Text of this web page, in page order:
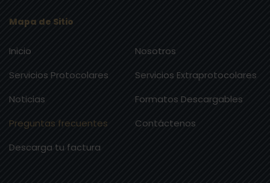
Mapa de Sitio
Inicio
Nosotros
Servicios Protocolares
Servicios Extraprotocolares
Noticias
Formatos Descargables
Preguntas frecuentes
Contáctenos
Descarga tu factura